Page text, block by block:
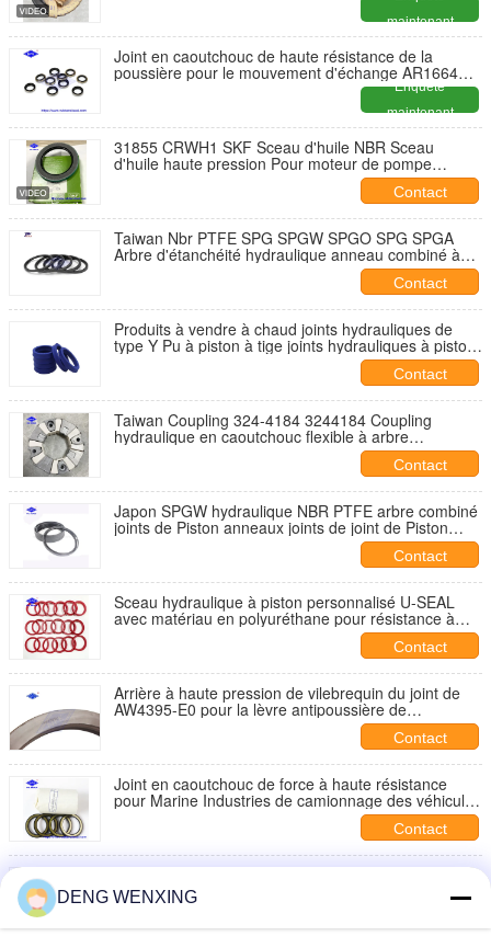
maintenant
Joint en caoutchouc de haute résistance de la
poussière pour le mouvement d'échange AR1664F5
Enquête
maintenant
31855 CRWH1 SKF Sceau d'huile NBR Sceau
d'huile haute pression Pour moteur de pompe
Contact
Taiwan Nbr PTFE SPG SPGW SPGO SPG SPGA
Arbre d'étanchéité hydraulique anneau combiné à
piston pour les joints mécaniques des machines de
Contact
Produits à vendre à chaud joints hydrauliques de
type Y Pu à piston à tige joints hydrauliques à piston
Contact
Taiwan Coupling 324-4184 3244184 Coupling
hydraulique en caoutchouc flexible à arbre
d'araignée pour pompe à moteur CATER
Contact
Japon SPGW hydraulique NBR PTFE arbre combiné
joints de Piston anneaux joints de joint de Piston
hydraulique mécanique pour Excvadoras
Contact
Sceau hydraulique à piston personnalisé U-SEAL
avec matériau en polyuréthane pour résistance à
Contact
Arrière à haute pression de vilebrequin du joint de
AW4395-E0 pour la lèvre antipoussière de
Contact
Joint en caoutchouc de force à haute résistance
pour Marine Industries de camionnage des véhicules
Contact
poussé O Ring Shape
DENG WENXING